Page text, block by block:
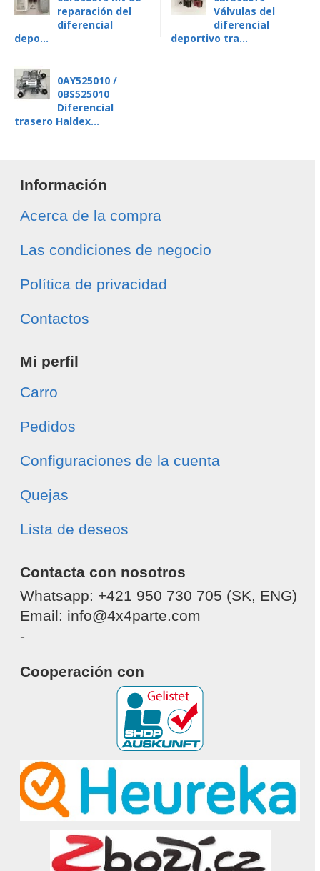
reparación del
diferencial
depo...
Válvulas del
diferencial
deportivo tra...
0AY525010 /
0BS525010
Diferencial
trasero Haldex...
Información
Acerca de la compra
Las condiciones de negocio
Política de privacidad
Contactos
Mi perfil
Carro
Pedidos
Configuraciones de la cuenta
Quejas
Lista de deseos
Contacta con nosotros
Whatsapp: +421 950 730 705 (SK, ENG)
Email: info@4x4parte.com
-
Cooperación con